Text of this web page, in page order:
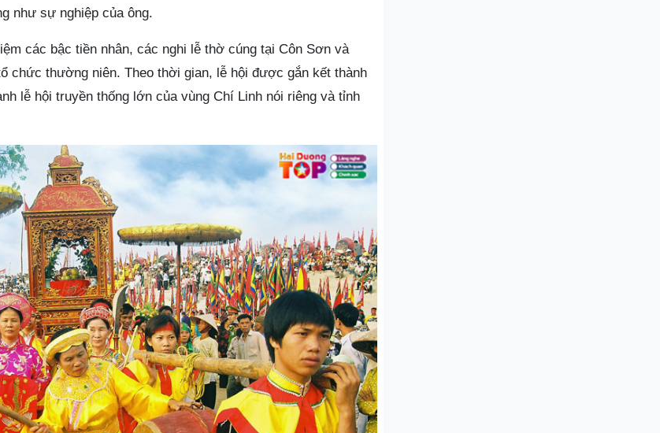
như sự nghiệp của ông.
các bậc tiền nhân, các nghi lễ thờ cúng tại Côn Sơn và
chức thường niên. Theo thời gian, lễ hội được gắn kết thành
lễ hội truyền thống lớn của vùng Chí Linh nói riêng và tỉnh